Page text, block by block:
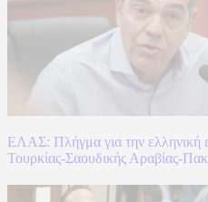
ΕΛΑΣ: Πλήγμα για την ελληνική
Τουρκίας-Σαουδικής Αραβίας-